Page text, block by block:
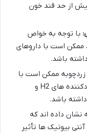
از حد قند خون
با توجه به خواص
ممکن است با داروهای
باشد.
زردچوبه ممکن است با
داروهایی مانند آنتی اسیدها، مسدودکننده های H2 و
باشد.
نشان داده اند که
بیوتیک ها تأثیر